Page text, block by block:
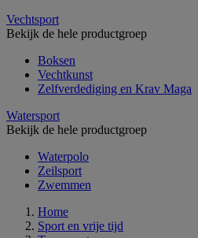
Vechtsport
Bekijk de hele productgroep
Boksen
Vechtkunst
Zelfverdediging en Krav Maga
Watersport
Bekijk de hele productgroep
Waterpolo
Zeilsport
Zwemmen
Home
Sport en vrije tijd